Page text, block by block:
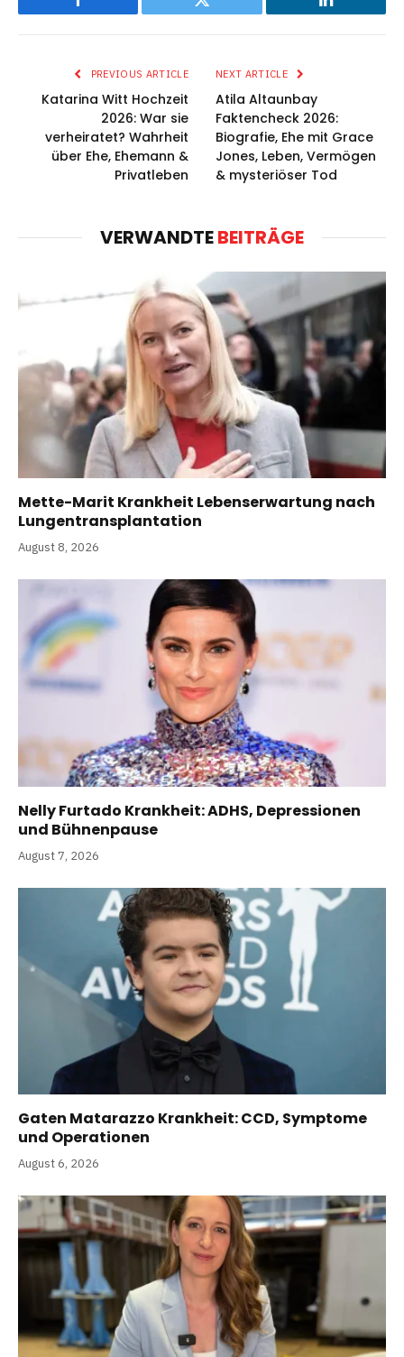
Facebook Twitter LinkedIn
PREVIOUS ARTICLE
Katarina Witt Hochzeit
2026: War sie
verheiratet? Wahrheit
über Ehe, Ehemann &
Privatleben
NEXT ARTICLE
Atila Altaunbay
Faktencheck 2026:
Biografie, Ehe mit Grace
Jones, Leben, Vermögen
& mysteriöser Tod
VERWANDTEBEITRÄGE
Mette-Marit Krankheit Lebenserwartung nach
Lungentransplantation
August 8, 2026
Nelly Furtado Krankheit: ADHS, Depressionen
und Bühnenpause
August 7, 2026
Gaten Matarazzo Krankheit: CCD, Symptome
und Operationen
August 6, 2026